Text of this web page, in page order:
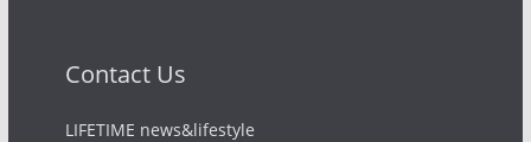
Contact Us
LIFETIME news&lifestyle